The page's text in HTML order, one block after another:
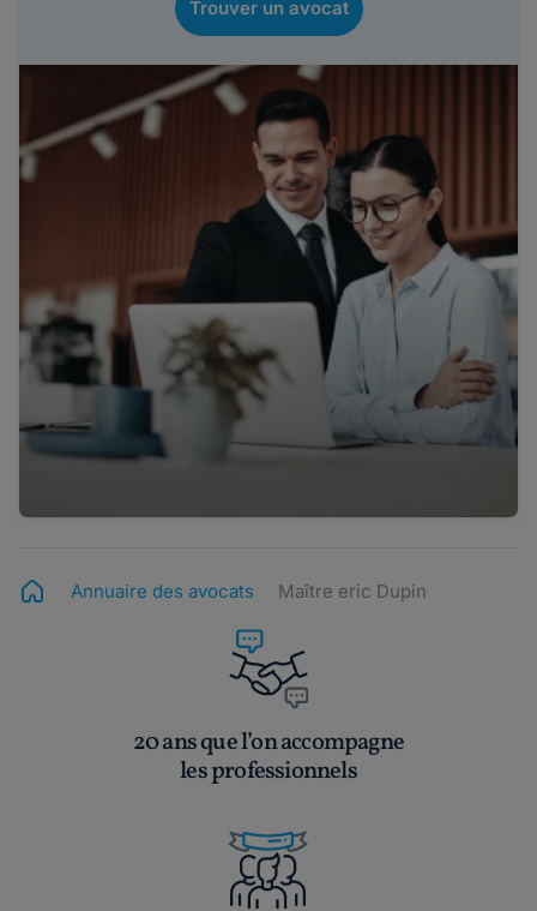
Trouver un avocat
Annuaire des avocats Maître eric Dupin
20 ans que l’on accompagne
les professionnels